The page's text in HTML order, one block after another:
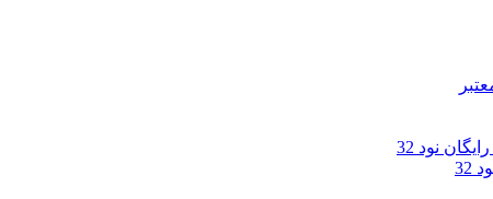
نود 32